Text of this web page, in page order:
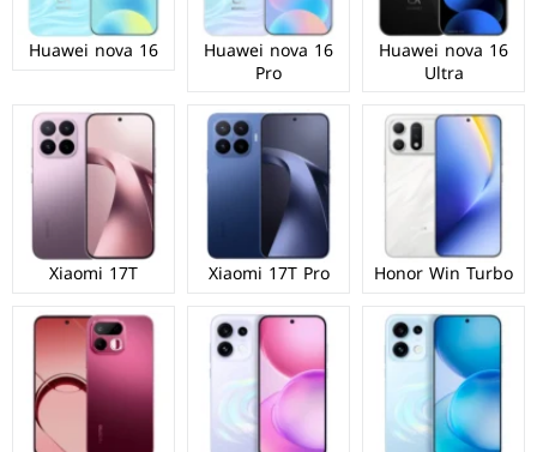
Huawei nova 16
Ultra
Huawei nova 16
Pro
Huawei nova 16
Honor Win Turbo
Xiaomi 17T Pro
Xiaomi 17T